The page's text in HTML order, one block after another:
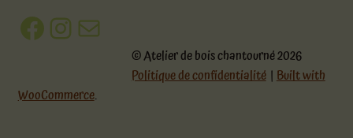
Facebook
Instagram
E-mail
© Atelier de bois chantourné 2026
Politique de confidentialité Built with
WooCommerce.